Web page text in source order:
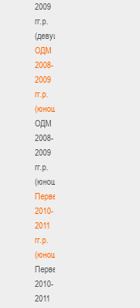
2009
гг.р.
(девушки)
ОДМ
2008-
2009
гг.р.
(юноши)
ОДМ
2008-
2009
гг.р.
(юноши)
Первенство
2010-
2011
гг.р.
(юноши)
Первенство
2010-
2011